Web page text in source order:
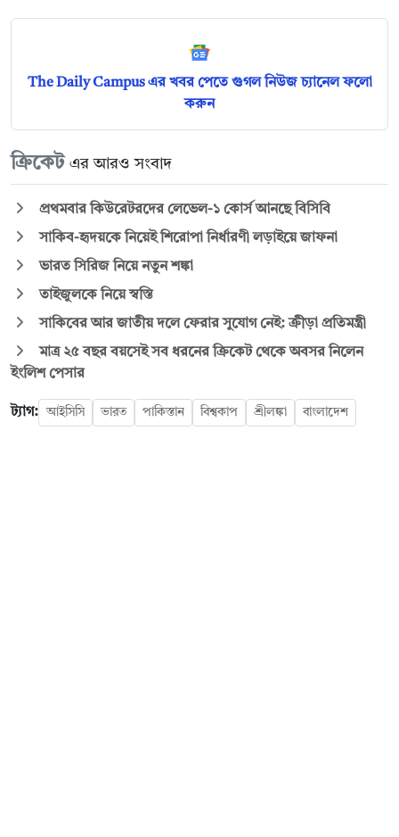
The Daily Campus এর খবর পেতে গুগল নিউজ চ্যানেল ফলো
করুন
ক্রিকেট এর আরও সংবাদ
প্রথমবার কিউরেটরদের লেভেল-১ কোর্স আনছে বিসিবি
সাকিব-হৃদয়কে নিয়েই শিরোপা নির্ধারণী লড়াইয়ে জাফনা
ভারত সিরিজ নিয়ে নতুন শঙ্কা
তাইজুলকে নিয়ে স্বস্তি
সাকিবের আর জাতীয় দলে ফেরার সুযোগ নেই: ক্রীড়া প্রতিমন্ত্রী
মাত্র ২৫ বছর বয়সেই সব ধরনের ক্রিকেট থেকে অবসর নিলেন
ইংলিশ পেসার
ট্যাগ: আইসিসি ভারত পাকিস্তান বিশ্বকাপ শ্রীলঙ্কা বাংলাদেশ